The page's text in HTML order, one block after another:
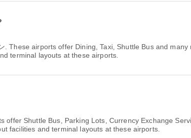
These airports offer Dining, Taxi, Shuttle Bus and many
terminal layouts at these airports.
Shuttle Bus, Parking Lots, Currency Exchange
facilities and terminal layouts at these airports.